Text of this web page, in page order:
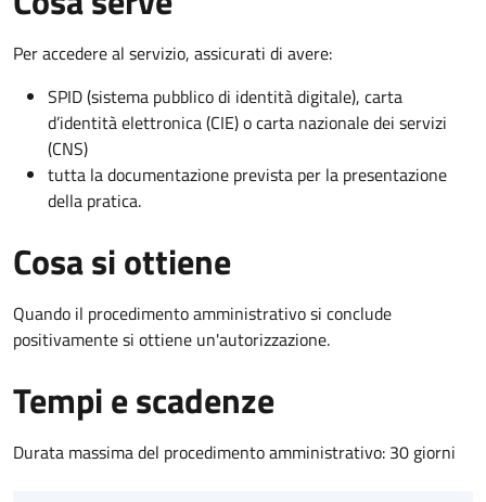
Per accedere al servizio, assicurati di avere:
SPID (sistema pubblico di identità digitale), carta
d’identità elettronica (CIE) o carta nazionale dei servizi
(CNS)
tutta la documentazione prevista per la presentazione
della pratica.
Cosa si ottiene
Quando il procedimento amministrativo si conclude
positivamente si ottiene un'autorizzazione.
Tempi e scadenze
Durata massima del procedimento amministrativo: 30 giorni